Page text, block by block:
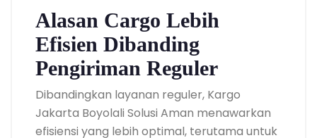
Alasan Cargo Lebih
Efisien Dibanding
Pengiriman Reguler
Dibandingkan layanan reguler, Kargo
Jakarta Boyolali Solusi Aman menawarkan
efisiensi yang lebih optimal, terutama untuk